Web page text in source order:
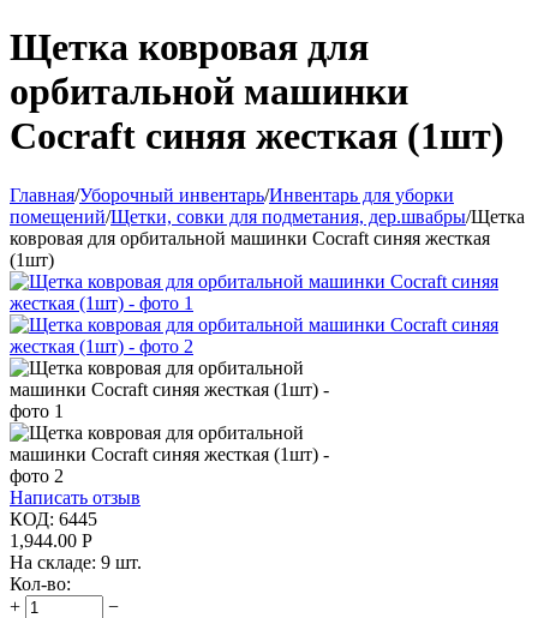
Щетка ковровая для
орбитальной машинки
Cocraft синяя жесткая (1шт)
Главная/Уборочный инвентарь/Инвентарь для уборки
помещений/Щетки, совки для подметания, дер.швабры/Щетка
ковровая для орбитальной машинки Cocraft синяя жесткая
(1шт)
Написать отзыв
КОД: 6445
1,944.00 Р
На складе: 9 шт.
Кол-во:
+
−